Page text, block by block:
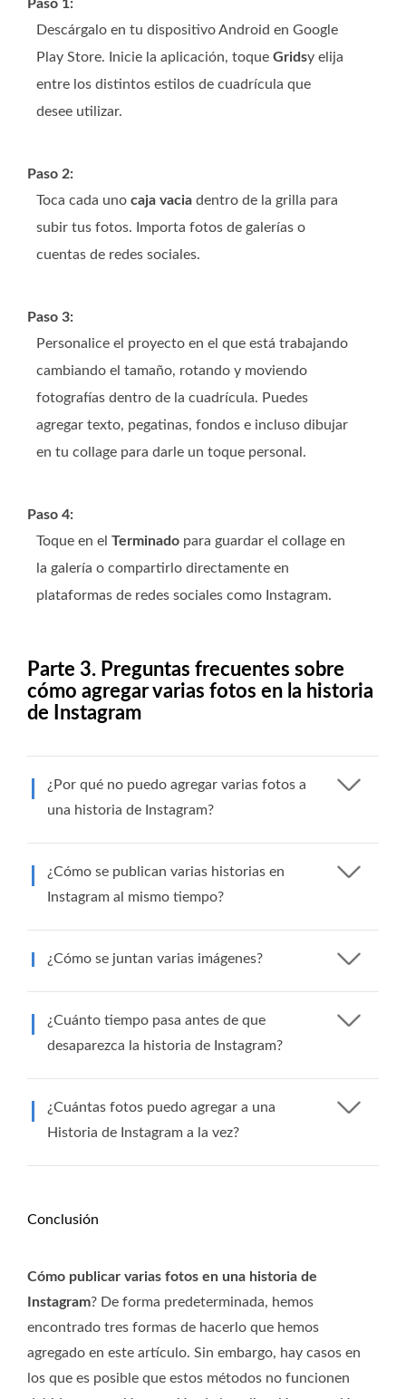
Paso 1:
Descárgalo en tu dispositivo Android en Google
Play Store. Inicie la aplicación, toque Gridsy elija
entre los distintos estilos de cuadrícula que
desee utilizar.
Paso 2:
Toca cada uno caja vacia dentro de la grilla para
subir tus fotos. Importa fotos de galerías o
cuentas de redes sociales.
Paso 3:
Personalice el proyecto en el que está trabajando
cambiando el tamaño, rotando y moviendo
fotografías dentro de la cuadrícula. Puedes
agregar texto, pegatinas, fondos e incluso dibujar
en tu collage para darle un toque personal.
Paso 4:
Toque en el Terminado para guardar el collage en
la galería o compartirlo directamente en
plataformas de redes sociales como Instagram.
Parte 3. Preguntas frecuentes sobre
cómo agregar varias fotos en la historia
de Instagram
¿Por qué no puedo agregar varias fotos a
una historia de Instagram?
¿Cómo se publican varias historias en
Instagram al mismo tiempo?
¿Cómo se juntan varias imágenes?
¿Cuánto tiempo pasa antes de que
desaparezca la historia de Instagram?
¿Cuántas fotos puedo agregar a una
Historia de Instagram a la vez?
Conclusión
Cómo publicar varias fotos en una historia de
Instagram? De forma predeterminada, hemos
encontrado tres formas de hacerlo que hemos
agregado en este artículo. Sin embargo, hay casos en
los que es posible que estos métodos no funcionen